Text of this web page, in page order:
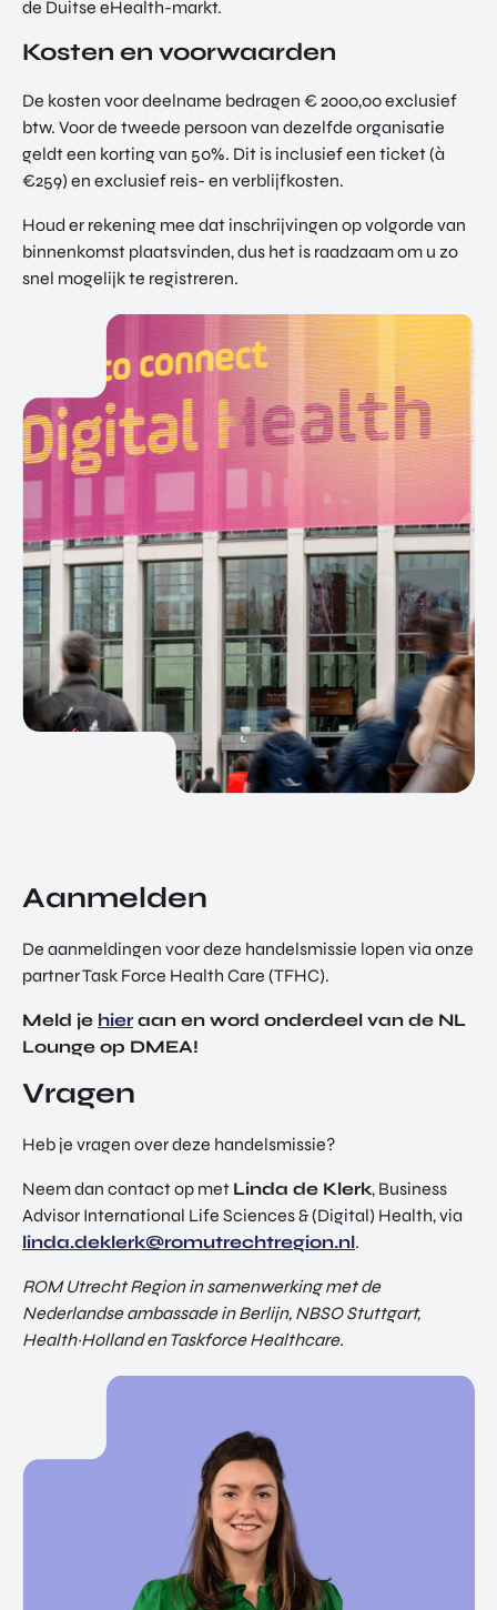
de Duitse eHealth-markt.
Kosten en voorwaarden
De kosten voor deelname bedragen € 2000,00 exclusief
btw. Voor de tweede persoon van dezelfde organisatie
geldt een korting van 50%. Dit is inclusief een ticket (à
€259) en exclusief reis- en verblijfkosten.
Houd er rekening mee dat inschrijvingen op volgorde van
binnenkomst plaatsvinden, dus het is raadzaam om u zo
snel mogelijk te registreren.
Aanmelden
De aanmeldingen voor deze handelsmissie lopen via onze
partner Task Force Health Care (TFHC).
Meld je hier aan en word onderdeel van de NL
Lounge op DMEA!
Vragen
Heb je vragen over deze handelsmissie?
Neem dan contact op met Linda de Klerk, Business
Advisor International Life Sciences & (Digital) Health, via
linda.deklerk@romutrechtregion.nl.
ROM Utrecht Region in samenwerking met de
Nederlandse ambassade in Berlijn, NBSO Stuttgart,
Health~Holland en Taskforce Healthcare.